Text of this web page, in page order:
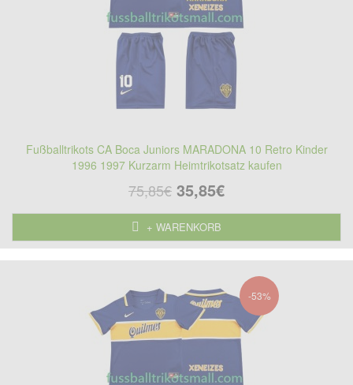
Fußballtrikots CA Boca Juniors MARADONA 10 Retro Kinder
1996 1997 Kurzarm Heimtrikotsatz kaufen
75,85€ 35,85€
+ WARENKORB
-53%